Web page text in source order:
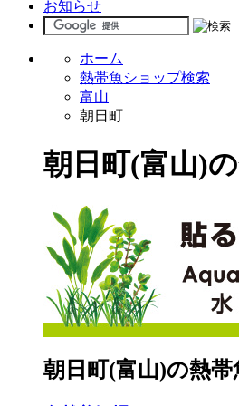
お知らせ
ホーム
熱帯魚ショップ検索
富山
朝日町
朝日町(富山)
朝日町(富山)の熱